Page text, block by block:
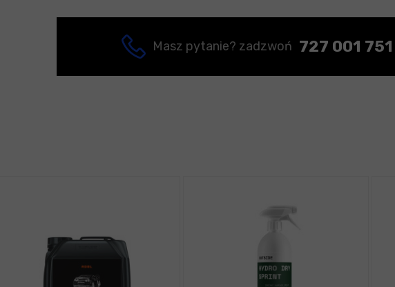
Masz pytanie? zadzwoń 727 001 751